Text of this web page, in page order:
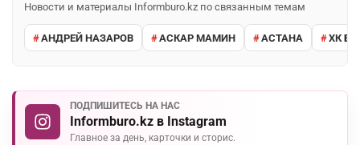
Новости и материалы Informburo.kz по связанным темам
АНДРЕЙ НАЗАРОВ АСКАР МАМИН АСТАНА ХК
ПОДПИШИТЕСЬ НА НАС
Informburo.kz в Instagram
Главное за день, карточки и сторис.